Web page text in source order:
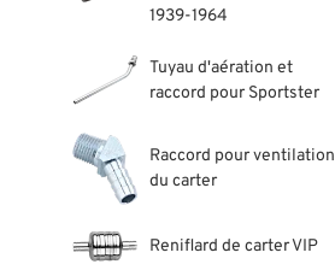
1939-1964
Tuyau d'aération et
raccord pour Sportster
Raccord pour ventilation
du carter
Reniflard de carter VIP